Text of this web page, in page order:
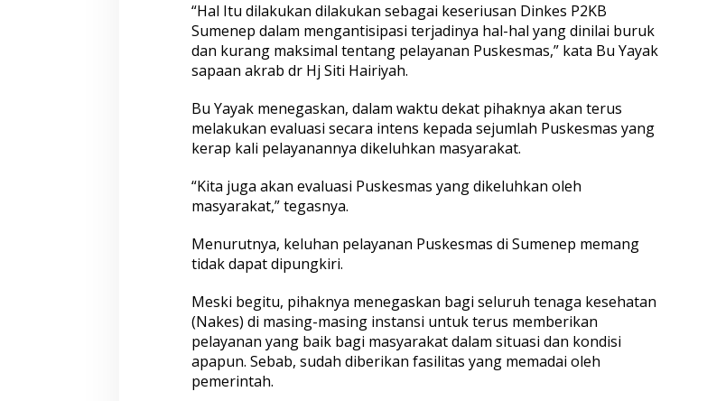
“Hal Itu dilakukan dilakukan sebagai keseriusan Dinkes P2KB
Sumenep dalam mengantisipasi terjadinya hal-hal yang dinilai buruk
dan kurang maksimal tentang pelayanan Puskesmas,” kata Bu Yayak
sapaan akrab dr Hj Siti Hairiyah.
Bu Yayak menegaskan, dalam waktu dekat pihaknya akan terus
melakukan evaluasi secara intens kepada sejumlah Puskesmas yang
kerap kali pelayanannya dikeluhkan masyarakat.
“Kita juga akan evaluasi Puskesmas yang dikeluhkan oleh
masyarakat,” tegasnya.
Menurutnya, keluhan pelayanan Puskesmas di Sumenep memang
tidak dapat dipungkiri.
Meski begitu, pihaknya menegaskan bagi seluruh tenaga kesehatan
(Nakes) di masing-masing instansi untuk terus memberikan
pelayanan yang baik bagi masyarakat dalam situasi dan kondisi
apapun. Sebab, sudah diberikan fasilitas yang memadai oleh
pemerintah.